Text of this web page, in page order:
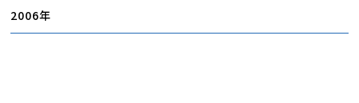
2006